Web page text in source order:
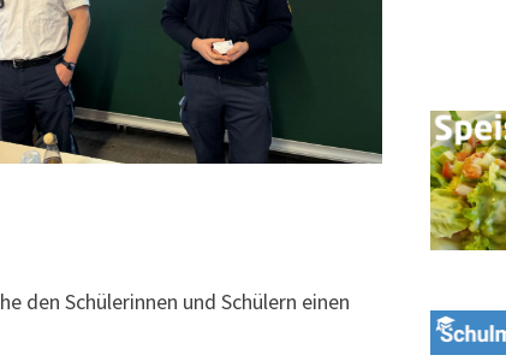
den Schülerinnen und Schülern einen